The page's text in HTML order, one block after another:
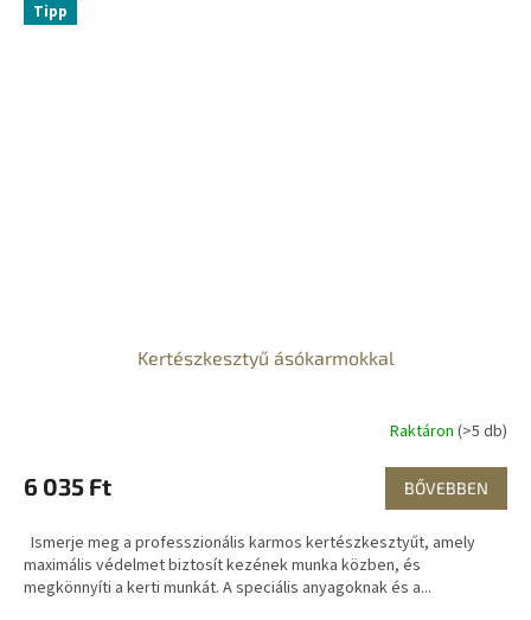
Tipp
Kertészkesztyű ásókarmokkal
Raktáron (>5 db)
6 035 Ft BŐVEBBEN
Ismerje meg a professzionális karmos kertészkesztyűt, amely
maximális védelmet biztosít kezének munka közben, és
megkönnyíti a kerti munkát. A speciális anyagoknak és a...